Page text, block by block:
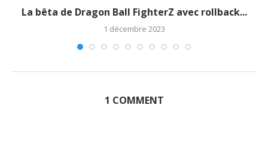
La bêta de Dragon Ball FighterZ avec rollback...
1 décembre 2023
1 COMMENT